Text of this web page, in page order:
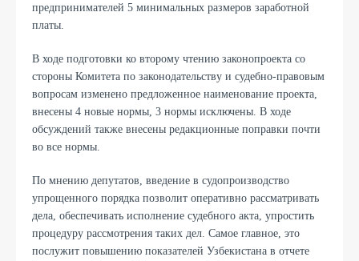
предпринимателей 5 минимальных размеров заработной
платы.
В ходе подготовки ко второму чтению законопроекта со
стороны Комитета по законодательству и судебно-правовым
вопросам изменено предложенное наименование проекта,
внесены 4 новые нормы, 3 нормы исключены. В ходе
обсуждений также внесены редакционные поправки почти
во все нормы.
По мнению депутатов, введение в судопроизводство
упрощенного порядка позволит оперативно рассматривать
дела, обеспечивать исполнение судебного акта, упростить
процедуру рассмотрения таких дел. Самое главное, это
послужит повышению показателей Узбекистана в отчете